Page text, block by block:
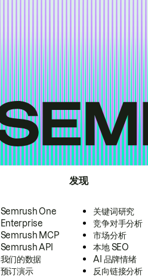
Semrush One
Enterprise
Semrush MCP
Semrush API
我们的数据
预订演示
发现
关键词研究
竞争对手分析
市场分析
本地 SEO
AI 品牌情绪
反向链接分析